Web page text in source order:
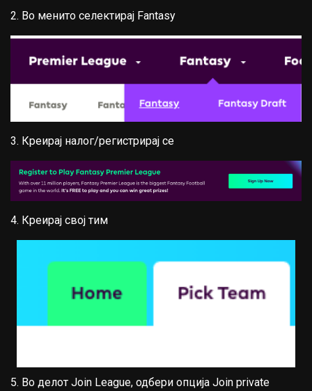
2. Во менито селектирај Fantasy
3. Креирај налог/регистрирај се
4. Креирај свој тим
5. Во делот Join League, одбери опција Join private